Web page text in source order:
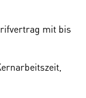
mit bis